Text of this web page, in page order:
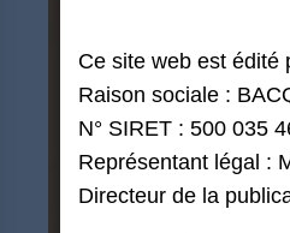
Ce site web est édité
Raison sociale :
N° SIRET : 500 035
Représentant légal :
Directeur de la